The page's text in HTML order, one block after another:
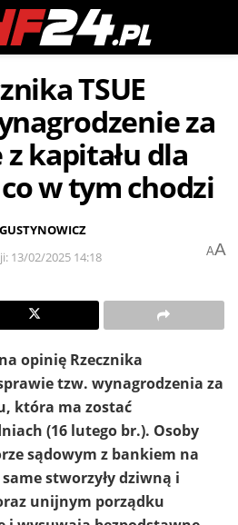
TSUE
za
kapitału dla
w tym chodzi
13/02/2025 14:18
AA
opinię Rzecznika
tzw. wynagrodzenia za
która ma zostać
(16 lutego br.). Osoby
sądowym z bankiem na
stworzyły dziwną i
unijnym porządku